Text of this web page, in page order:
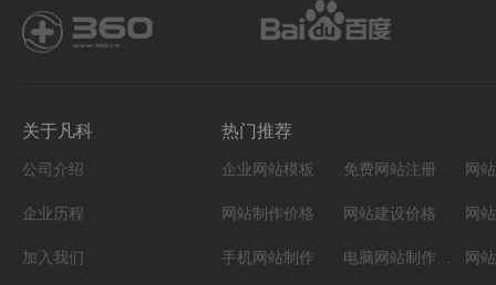
关于凡科
公司介绍
企业历程
加入我们
热门推荐
企业网站模板 免费网站注册 网
网站制作价格 网站建设价格 网
手机网站制作 网